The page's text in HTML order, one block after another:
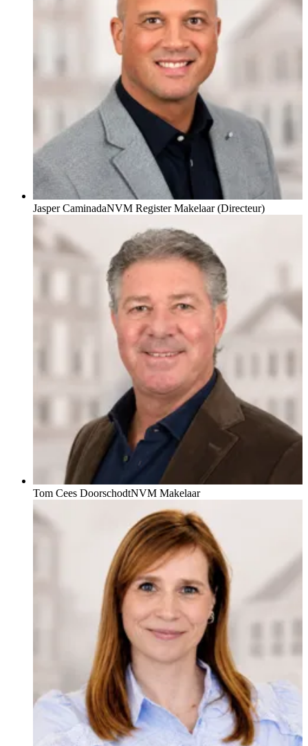
Jasper CaminadaNVM Register Makelaar (Directeur)
Tom Cees DoorschodtNVM Makelaar